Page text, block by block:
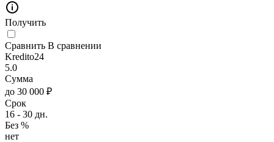
Получить
Сравнить В сравнении
Kredito24
5.0
Сумма
до 30 000 ₽
Срок
16 - 30 дн.
Без %
нет